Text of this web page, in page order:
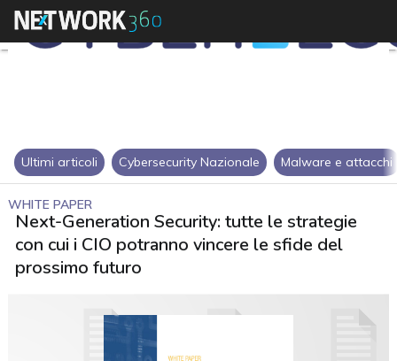
Ultimi articoli Cybersecurity Nazionale Malware e attacchi
WHITE PAPER
Next-Generation Security: tutte le strategie
con cui i CIO potranno vincere le sfide del
prossimo futuro